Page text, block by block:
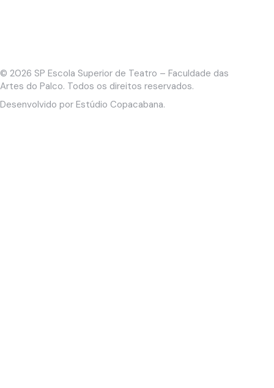
© 2026 SP Escola Superior de Teatro – Faculdade das
Artes do Palco. Todos os direitos reservados.
Desenvolvido por Estúdio Copacabana.